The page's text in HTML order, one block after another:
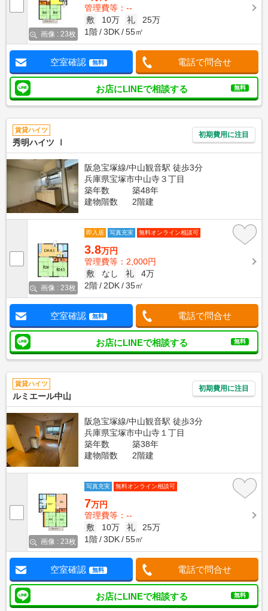
画像 : 23枚
管理費等：--
敷
10万 礼
25万
1階
3DK 55㎡
空室確認 無料 電話で問合せ
お店にLINEで相談する 無料
賃貸ハイツ
秀明ハイツ Ⅰ
初期費用に注目
阪急宝塚線/中山観音駅 徒歩3分
兵庫県宝塚市中山寺３丁目
築年数
築48年
建物階数
2階建
画像 : 23枚
即入居 写真充実 無料オンライン相談可
3.8万円
管理費等：2,000円
敷
なし 礼
4万
2階
2DK 35㎡
空室確認 無料 電話で問合せ
お店にLINEで相談する 無料
賃貸ハイツ
ルミエール中山
初期費用に注目
阪急宝塚線/中山観音駅 徒歩3分
兵庫県宝塚市中山寺１丁目
築年数
築38年
建物階数
2階建
画像 : 23枚
写真充実 無料オンライン相談可
7万円
管理費等：--
敷
10万 礼
25万
1階
3DK 55㎡
空室確認 無料 電話で問合せ
お店にLINEで相談する 無料